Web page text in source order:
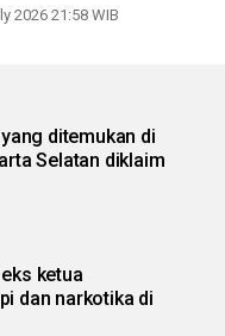
2026 21:58 WIB
ditemukan di
Selatan diklaim
ketua
dan narkotika di